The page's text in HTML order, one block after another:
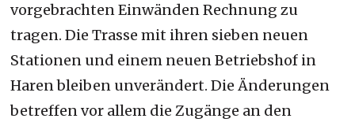
vorgebrachten Einwänden Rechnung zu
tragen. Die Trasse mit ihren sieben neuen
Stationen und einem neuen Betriebshof in
Haren bleiben unverändert. Die Änderungen
betreffen vor allem die Zugänge an den